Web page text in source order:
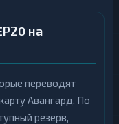
на
переводят
Авангард. По
резерв,